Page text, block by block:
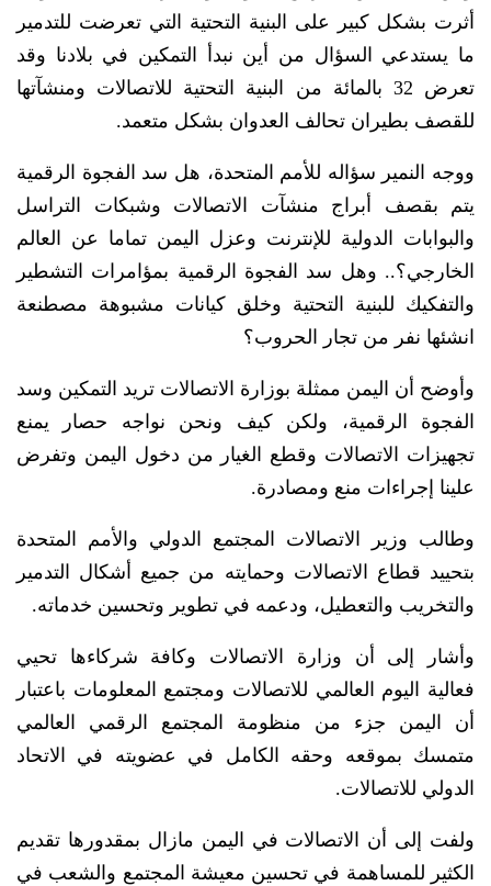
أثرت بشكل كبير على البنية التحتية التي تعرضت للتدمير
ما يستدعي السؤال من أين نبدأ التمكين في بلادنا وقد
تعرض 32 بالمائة من البنية التحتية للاتصالات ومنشآتها
للقصف بطيران تحالف العدوان بشكل متعمد.
ووجه النمير سؤاله للأمم المتحدة، هل سد الفجوة الرقمية
يتم بقصف أبراج منشآت الاتصالات وشبكات التراسل
والبوابات الدولية للإنترنت وعزل اليمن تماما عن العالم
الخارجي؟.. وهل سد الفجوة الرقمية بمؤامرات التشطير
والتفكيك للبنية التحتية وخلق كيانات مشبوهة مصطنعة
انشئها نفر من تجار الحروب؟
وأوضح أن اليمن ممثلة بوزارة الاتصالات تريد التمكين وسد
الفجوة الرقمية، ولكن كيف ونحن نواجه حصار يمنع
تجهيزات الاتصالات وقطع الغيار من دخول اليمن وتفرض
علينا إجراءات منع ومصادرة.
وطالب وزير الاتصالات المجتمع الدولي والأمم المتحدة
بتحييد قطاع الاتصالات وحمايته من جميع أشكال التدمير
والتخريب والتعطيل، ودعمه في تطوير وتحسين خدماته.
وأشار إلى أن وزارة الاتصالات وكافة شركاءها تحيي
فعالية اليوم العالمي للاتصالات ومجتمع المعلومات باعتبار
أن اليمن جزء من منظومة المجتمع الرقمي العالمي
متمسك بموقعه وحقه الكامل في عضويته في الاتحاد
الدولي للاتصالات.
ولفت إلى أن الاتصالات في اليمن مازال بمقدورها تقديم
الكثير للمساهمة في تحسين معيشة المجتمع والشعب في